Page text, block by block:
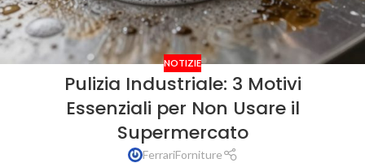
NOTIZIE
Pulizia Industriale: 3 Motivi
Essenziali per Non Usare il
Supermercato
FerrariForniture